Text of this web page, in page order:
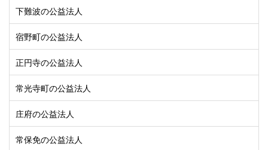
下難波の公益法人
宿野町の公益法人
正円寺の公益法人
常光寺町の公益法人
庄府の公益法人
常保免の公益法人